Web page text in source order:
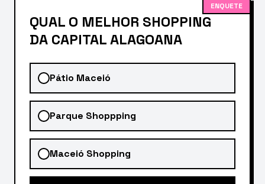
ENQUETE
QUAL O MELHOR SHOPPING
DA CAPITAL ALAGOANA
Pátio Maceió
Parque Shoppping
Maceió Shopping